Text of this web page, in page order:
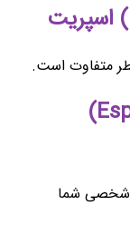
متفاوت است.
خوشبو ترین عطر و ادکلن (Esprit)
شخصی شما